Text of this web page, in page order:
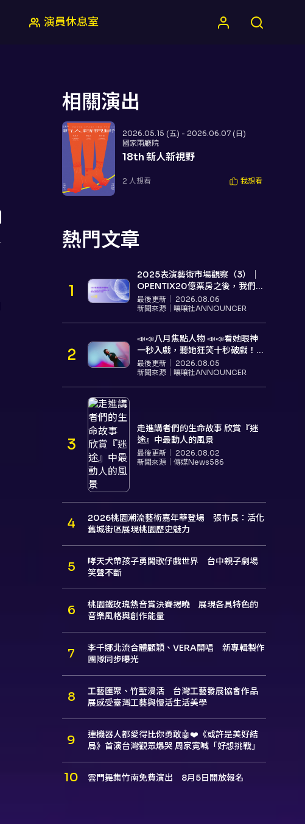
演員休息室
相關演出
2026.05.15 (五) - 2026.06.07 (日)
國家兩廳院
18th 新人新視野
2 人想看 我想看
熱門文章
2025表演藝術市場觀察（3）｜
OPENTIX20億票房之後，我們到
底看見了什麼？
最後更新｜ 2026.08.06
新聞來源｜ 嚷嚷社ANNOUNCER
📣📣八月焦點人物 📣📣看她眼神
一秒入戲，聽她狂笑十秒破戲！
孝女宋國珍 v.s. 笑女張擎佳：本是
同根生，相約壓車別太急
最後更新｜ 2026.08.05
新聞來源｜ 嚷嚷社ANNOUNCER
走進講者們的生命故事 欣賞『迷
途』中最動人的風景
最後更新｜ 2026.08.02
新聞來源｜ 傳媒News586
2026桃園潮流藝術嘉年華登場 張市長：活化
舊城街區展現桃園歷史魅力
哮天犬帶孩子勇闖歌仔戲世界 台中親子劇場
笑聲不斷
桃園鐵玫瑰熱音賞決賽揭曉 展現各具特色的
音樂風格與創作能量
李千娜北流合體顧穎、VERA開唱 新專輯製作
團隊同步曝光
工藝匯聚、竹塹漫活 台灣工藝發展協會作品
展感受臺灣工藝與慢活生活美學
連機器人都愛得比你勇敢🤖❤️《或許是美好結
局》首演台灣觀眾爆哭 周家寬喊「好想挑戰」
雲門舞集竹南免費演出 8月5日開放報名